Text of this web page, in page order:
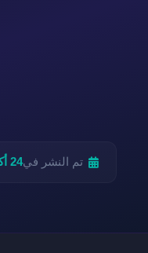
تم النشر في24 أكتوبر، 2023